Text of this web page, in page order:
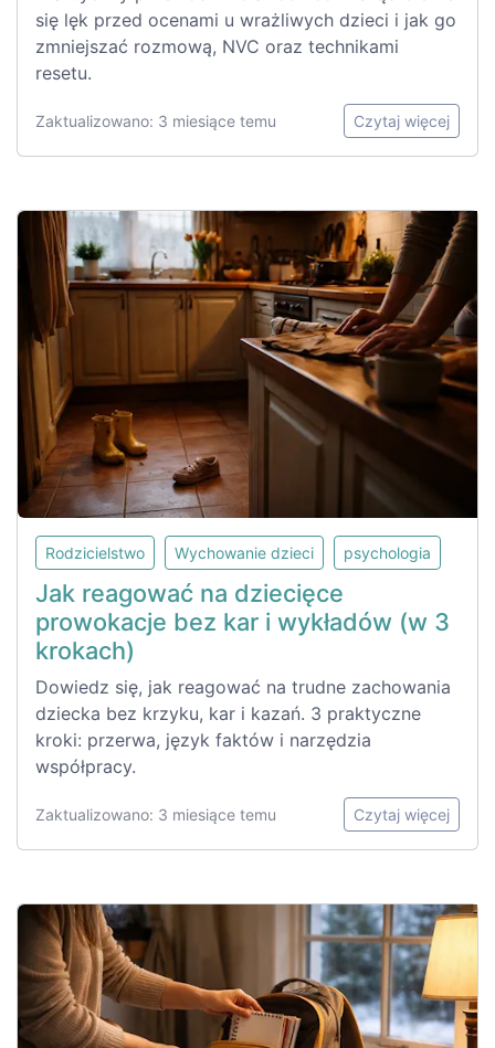
się lęk przed ocenami u wrażliwych dzieci i jak go
zmniejszać rozmową, NVC oraz technikami
resetu.
Zaktualizowano: 3 miesiące temu Czytaj więcej
Rodzicielstwo Wychowanie dzieci psychologia
Jak reagować na dziecięce
prowokacje bez kar i wykładów (w 3
krokach)
Dowiedz się, jak reagować na trudne zachowania
dziecka bez krzyku, kar i kazań. 3 praktyczne
kroki: przerwa, język faktów i narzędzia
współpracy.
Zaktualizowano: 3 miesiące temu Czytaj więcej